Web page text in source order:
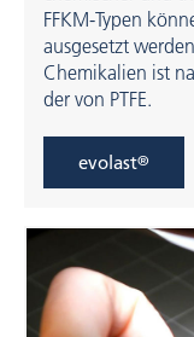
FFKM-Typen
ausgesetzt
Chemikalien ist
der von PTFE.
evolast®